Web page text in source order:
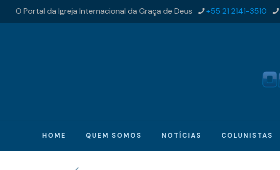
O Portal da Igreja Internacional da Graça de Deus +55 21 2141-3510
HOME QUEM SOMOS NOTÍCIAS COLUNISTAS